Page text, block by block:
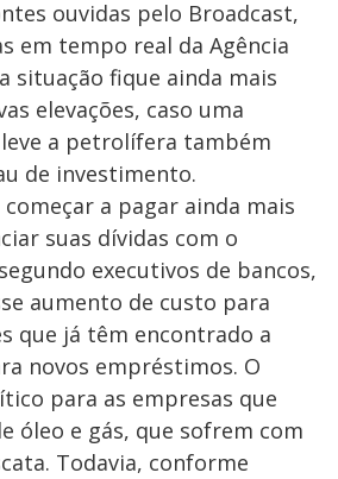
ouvidas pelo Broadcast,
em tempo real da Agência
situação fique ainda mais
elevações, caso uma
a petrolífera também
de investimento.
a pagar ainda mais
suas dívidas com o
executivos de bancos,
aumento de custo para
que já têm encontrado a
novos empréstimos. O
para as empresas que
óleo e gás, que sofrem com
Todavia, conforme